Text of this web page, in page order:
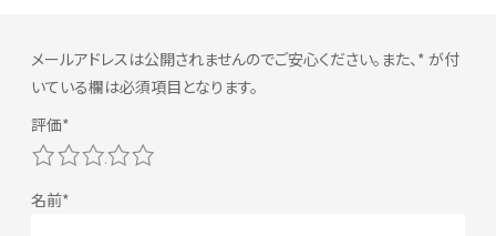
メールアドレスは公開されませんのでご安心ください。また、 * が付
いている欄は必須項目となります。
5
4
3
2